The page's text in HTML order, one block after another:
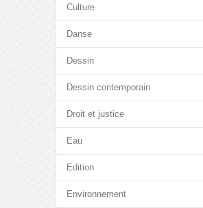
Culture
Danse
Dessin
Dessin contemporain
Droit et justice
Eau
Edition
Environnement